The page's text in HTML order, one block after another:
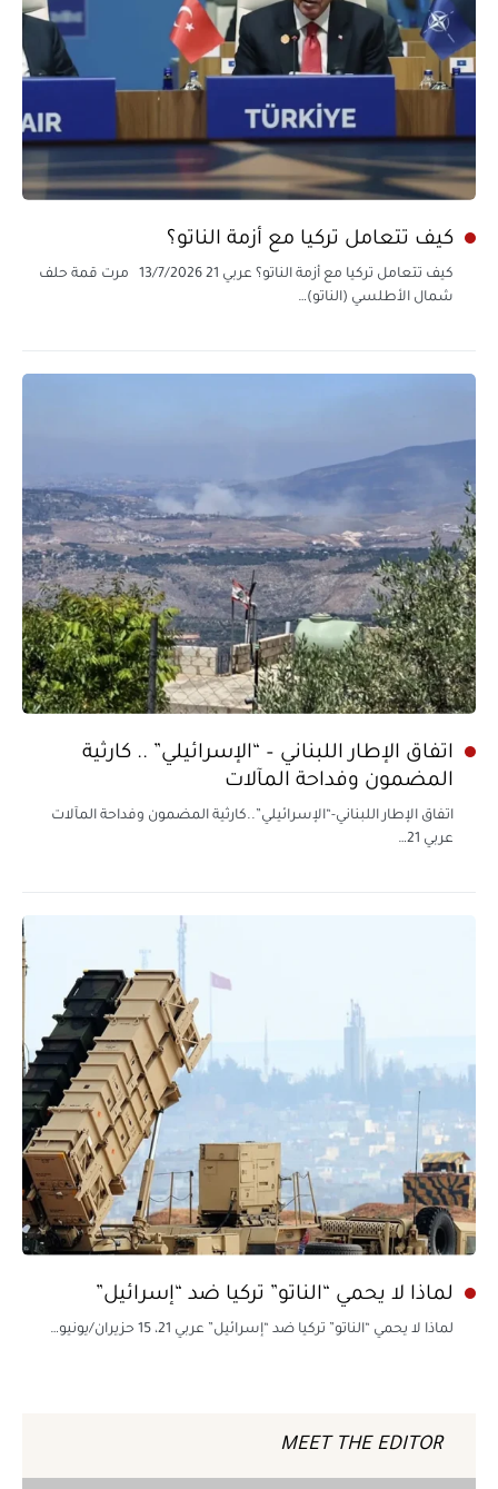
كيف تتعامل تركيا مع أزمة الناتو؟
كيف تتعامل تركيا مع أزمة الناتو؟ عربي 21 13/7/2026 مرت قمة حلف
شمال الأطلسي (الناتو)…
اتفاق الإطار اللبناني – “الإسرائيلي” .. كارثية
المضمون وفداحة المآلات
اتفاق الإطار اللبناني-“الإسرائيلي”..كارثية المضمون وفداحة المآلات
عربي 21…
لماذا لا يحمي “الناتو” تركيا ضد “إسرائيل”
لماذا لا يحمي “الناتو” تركيا ضد “إسرائيل” عربي 21، 15 حزيران/يونيو…
MEET THE EDITOR